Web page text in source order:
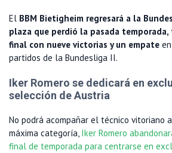
El BBM Bietigheim regresará a la
plaza que perdió la pasada
final con nueve victorias y un empate
partidos de la Bundesliga II.
Iker Romero se dedicará en
selección de Austria
No podrá acompañar el técnico vitoriano
máxima categoría, Iker Romero
final de temporada para centrarse en